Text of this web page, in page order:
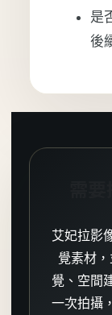
是
後
艾妃拉影
覺素材
覺、空間
一次拍攝